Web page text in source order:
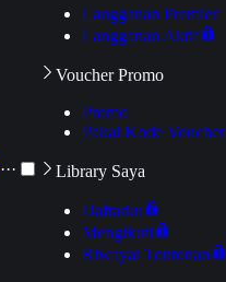
···
Langganan Premier
Langganan Aktif
Voucher Promo
Promo
Pakai Kode Voucher
Library Saya
Daftarku
Mengikuti
Riwayat Tontonan